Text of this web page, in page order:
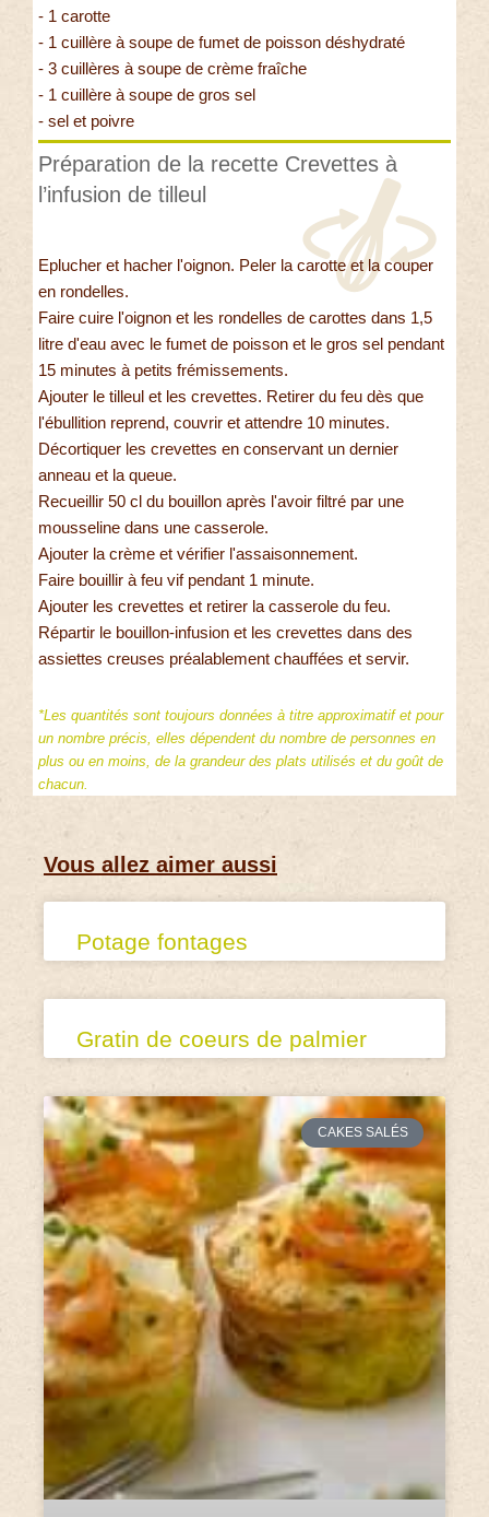
- 1 carotte
- 1 cuillère à soupe de fumet de poisson déshydraté
- 3 cuillères à soupe de crème fraîche
- 1 cuillère à soupe de gros sel
- sel et poivre
Préparation de la recette Crevettes à
l’infusion de tilleul
Eplucher et hacher l'oignon. Peler la carotte et la couper
en rondelles.
Faire cuire l'oignon et les rondelles de carottes dans 1,5
litre d'eau avec le fumet de poisson et le gros sel pendant
15 minutes à petits frémissements.
Ajouter le tilleul et les crevettes. Retirer du feu dès que
l'ébullition reprend, couvrir et attendre 10 minutes.
Décortiquer les crevettes en conservant un dernier
anneau et la queue.
Recueillir 50 cl du bouillon après l'avoir filtré par une
mousseline dans une casserole.
Ajouter la crème et vérifier l'assaisonnement.
Faire bouillir à feu vif pendant 1 minute.
Ajouter les crevettes et retirer la casserole du feu.
Répartir le bouillon-infusion et les crevettes dans des
assiettes creuses préalablement chauffées et servir.
*Les quantités sont toujours données à titre approximatif et pour
un nombre précis, elles dépendent du nombre de personnes en
plus ou en moins, de la grandeur des plats utilisés et du goût de
chacun.
Vous allez aimer aussi
Potage fontages
Gratin de coeurs de palmier
CAKES SALÉS